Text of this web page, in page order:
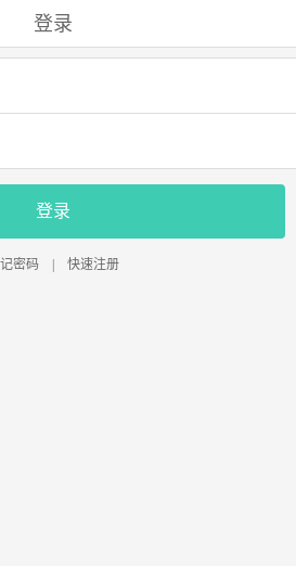
登录
登录
密码 快速注册